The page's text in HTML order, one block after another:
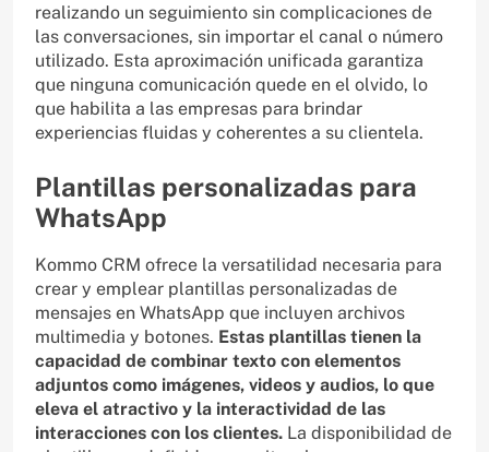
realizando un seguimiento sin complicaciones de
las conversaciones, sin importar el canal o número
utilizado. Esta aproximación unificada garantiza
que ninguna comunicación quede en el olvido, lo
que habilita a las empresas para brindar
experiencias fluidas y coherentes a su clientela.
Plantillas personalizadas para
WhatsApp
Kommo CRM ofrece la versatilidad necesaria para
crear y emplear plantillas personalizadas de
mensajes en WhatsApp que incluyen archivos
multimedia y botones. Estas plantillas tienen la
capacidad de combinar texto con elementos
adjuntos como imágenes, videos y audios, lo que
eleva el atractivo y la interactividad de las
interacciones con los clientes. La disponibilidad de